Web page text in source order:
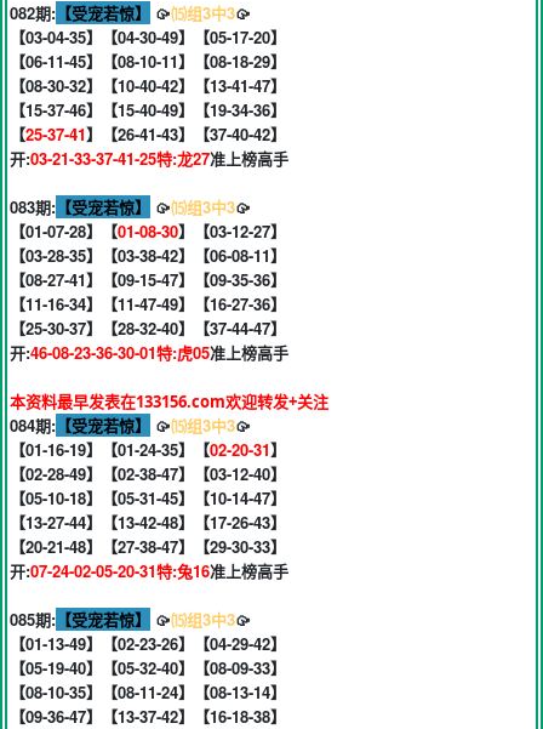
082期: 【受宠若惊】 🥠⒂组3中3🥠
【03-04-35】【04-30-49】【05-17-20】
【06-11-45】【08-10-11】【08-18-29】
【08-30-32】【10-40-42】【13-41-47】
【15-37-46】【15-40-49】【19-34-36】
【25-37-41】【26-41-43】【37-40-42】
开:03-21-33-37-41-25特:龙27准上榜高手
083期: 【受宠若惊】 🥠⒂组3中3🥠
【01-07-28】【01-08-30】【03-12-27】
【03-28-35】【03-38-42】【06-08-11】
【08-27-41】【09-15-47】【09-35-36】
【11-16-34】【11-47-49】【16-27-36】
【25-30-37】【28-32-40】【37-44-47】
开:46-08-23-36-30-01特:虎05准上榜高手
本资料最早发表在133156.com欢迎转发+关注
084期: 【受宠若惊】 🥠⒂组3中3🥠
【01-16-19】【01-24-35】【02-20-31】
【02-28-49】【02-38-47】【03-12-40】
【05-10-18】【05-31-45】【10-14-47】
【13-27-44】【13-42-48】【17-26-43】
【20-21-48】【27-38-47】【29-30-33】
开:07-24-02-05-20-31特:兔16准上榜高手
085期: 【受宠若惊】 🥠⒂组3中3🥠
【01-13-49】【02-23-26】【04-29-42】
【05-19-40】【05-32-40】【08-09-33】
【08-10-35】【08-11-24】【08-13-14】
【09-36-47】【13-37-42】【16-18-38】